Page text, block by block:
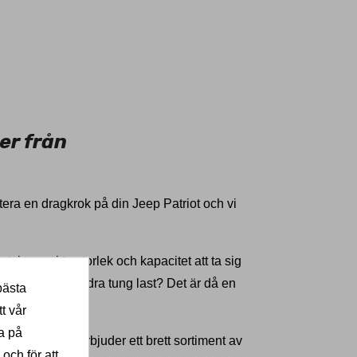
från
en dragkrok på din Jeep Patriot och vi
kompakta storlek och kapacitet att ta sig
du behöver dra tung last? Det är då en
märkta. Vi erbjuder ett brett sortiment av
vår
på
för att